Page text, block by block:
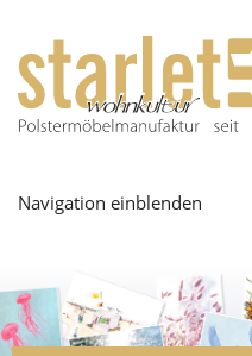
Navigation einblenden